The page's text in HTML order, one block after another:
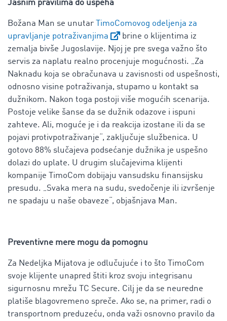
Jasnim pravilima do uspeha
Božana Man se unutar
TimoComovog odeljenja za
upravljanje potraživanjima
brine o klijentima iz
zemalja bivše Jugoslavije. Njoj je pre svega važno što
servis za naplatu realno procenjuje mogućnosti. „Za
Naknadu koja se obračunava u zavisnosti od uspešnosti,
odnosno visine potraživanja, stupamo u kontakt sa
dužnikom. Nakon toga postoji više mogućih scenarija.
Postoje velike šanse da se dužnik odazove i ispuni
zahteve. Ali, moguće je i da reakcija izostane ili da se
pojavi protivpotraživanje“, zaključuje službenica. U
gotovo 88% slučajeva podsećanje dužnika je uspešno
dolazi do uplate. U drugim slučajevima klijenti
kompanije TimoCom dobijaju vansudsku finansijsku
presudu. „Svaka mera na sudu, svedočenje ili izvršenje
ne spadaju u naše obaveze“, objašnjava Man.
Preventivne mere mogu da pomognu
Za Nedeljka Mijatova je odlučujuće i to što TimoCom
svoje klijente unapred štiti kroz svoju integrisanu
sigurnosnu mrežu TC Secure. Cilj je da se neuredne
platiše blagovremeno spreče. Ako se, na primer, radi o
transportnom preduzeću, onda važi osnovno pravilo da